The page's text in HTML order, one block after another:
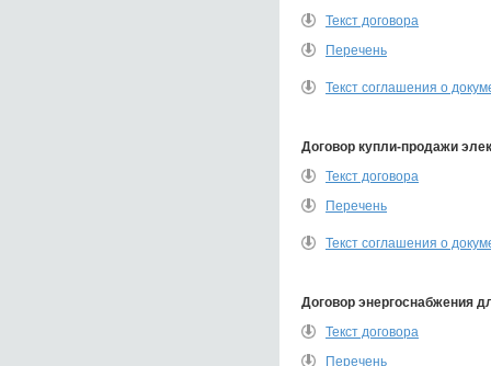
Текст договора
Перечень
Текст соглашения о
Договор купли-продажи
Текст договора
Перечень
Текст соглашения о
Договор энергоснабжения
Текст договора
Перечень